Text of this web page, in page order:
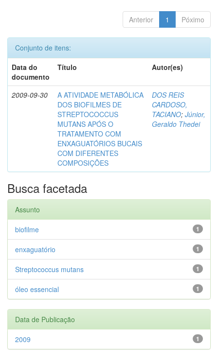
Anterior 1 Póximo
Conjunto de itens:
Data do
documento
Título Autor(es)
2009-09-30
A ATIVIDADE METABÓLICA
DOS BIOFILMES DE
STREPTOCOCCUS
MUTANS APÓS O
TRATAMENTO COM
ENXAGUATÓRIOS BUCAIS
COM DIFERENTES
COMPOSIÇÕES
DOS REIS
CARDOSO,
TACIANO; Júnior,
Geraldo Thedei
Busca facetada
Assunto
1
biofilme
1
enxaguatório
1
Streptococcus mutans
1
óleo essencial
Data de Publicação
1
2009